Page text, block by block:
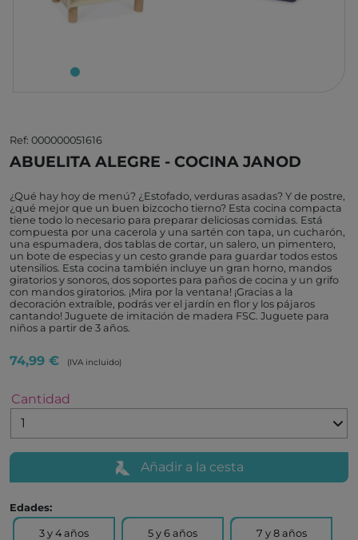
Ref: 000000051616
ABUELITA ALEGRE - COCINA JANOD
¿Qué hay hoy de menú? ¿Estofado, verduras asadas? Y de postre,
¿qué mejor que un buen bizcocho tierno? Esta cocina compacta
tiene todo lo necesario para preparar deliciosas comidas. Está
compuesta por una cacerola y una sartén con tapa, un cucharón,
una espumadera, dos tablas de cortar, un salero, un pimentero,
un bote de especias y un cesto grande para guardar todos estos
utensilios. Esta cocina también incluye un gran horno, mandos
giratorios y sonoros, dos soportes para paños de cocina y un grifo
con mandos giratorios. ¡Mira por la ventana! ¡Gracias a la
decoración extraíble, podrás ver el jardín en flor y los pájaros
cantando! Juguete de imitación de madera FSC. Juguete para
niños a partir de 3 años.
74,99 € (IVA incluido)
Cantidad
Añadir a la cesta
Edades:
3 y 4 años 5 y 6 años 7 y 8 años